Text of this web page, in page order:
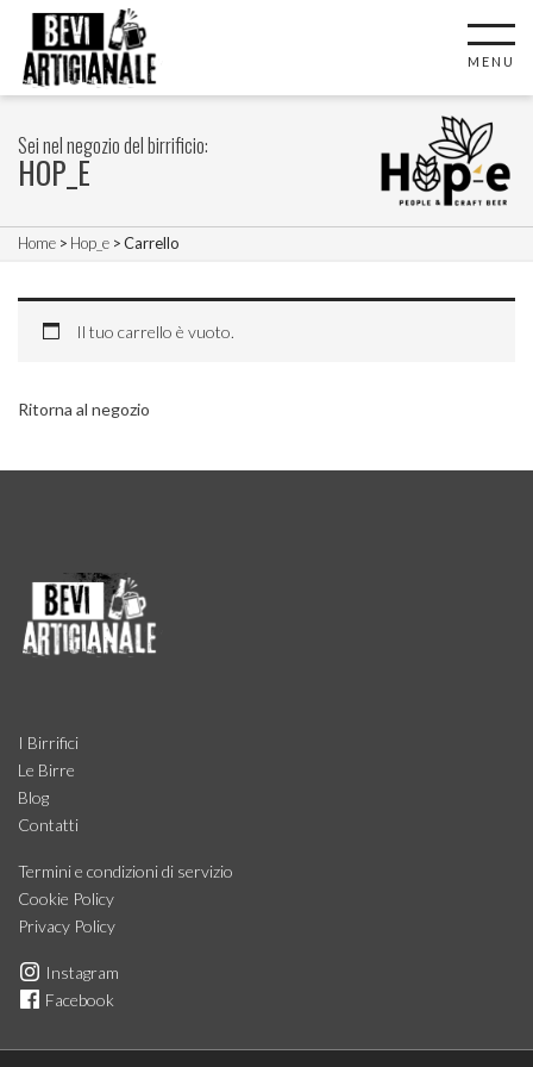
MENU
Sei nel negozio del birrificio:
HOP_E
Home > Hop_e > Carrello
Il tuo carrello è vuoto.
Ritorna al negozio
I Birrifici
Le Birre
Blog
Contatti
Termini e condizioni di servizio
Cookie Policy
Privacy Policy
Instagram
Facebook